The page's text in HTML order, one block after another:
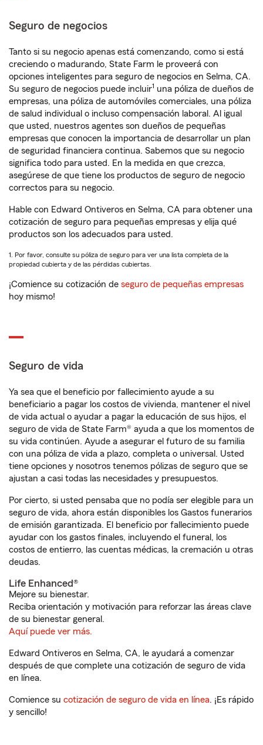
Seguro de negocios
Tanto si su negocio apenas está comenzando, como si está
creciendo o madurando, State Farm le proveerá con
opciones inteligentes para seguro de negocios en Selma, CA.
Su seguro de negocios puede incluir1 una póliza de dueños de
empresas, una póliza de automóviles comerciales, una póliza
de salud individual o incluso compensación laboral. Al igual
que usted, nuestros agentes son dueños de pequeñas
empresas que conocen la importancia de desarrollar un plan
de seguridad financiera continua. Sabemos que su negocio
significa todo para usted. En la medida en que crezca,
asegúrese de que tiene los productos de seguro de negocio
correctos para su negocio.
Hable con Edward Ontiveros en Selma, CA para obtener una
cotización de seguro para pequeñas empresas y elija qué
productos son los adecuados para usted.
1. Por favor, consulte su póliza de seguro para ver una lista completa de la
propiedad cubierta y de las pérdidas cubiertas.
¡Comience su cotización de seguro de pequeñas empresas
hoy mismo!
Seguro de vida
Ya sea que el beneficio por fallecimiento ayude a su
beneficiario a pagar los costos de vivienda, mantener el nivel
de vida actual o ayudar a pagar la educación de sus hijos, el
seguro de vida de State Farm® ayuda a que los momentos de
su vida continúen. Ayude a asegurar el futuro de su familia
con una póliza de vida a plazo, completa o universal. Usted
tiene opciones y nosotros tenemos pólizas de seguro que se
ajustan a casi todas las necesidades y presupuestos.
Por cierto, si usted pensaba que no podía ser elegible para un
seguro de vida, ahora están disponibles los Gastos funerarios
de emisión garantizada. El beneficio por fallecimiento puede
ayudar con los gastos finales, incluyendo el funeral, los
costos de entierro, las cuentas médicas, la cremación u otras
deudas.
Life Enhanced®
Mejore su bienestar.
Reciba orientación y motivación para reforzar las áreas clave
de su bienestar general.
Aquí puede ver más.
Edward Ontiveros en Selma, CA, le ayudará a comenzar
después de que complete una cotización de seguro de vida
en línea.
Comience su cotización de seguro de vida en línea. ¡Es rápido
y sencillo!